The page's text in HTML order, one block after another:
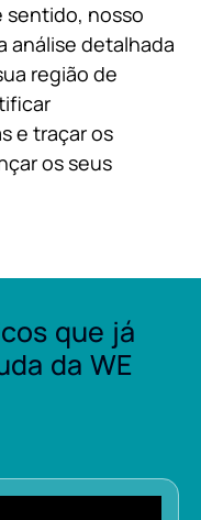
nosso
análise detalhada
região de
e traçar os
os seus
que já
da WE